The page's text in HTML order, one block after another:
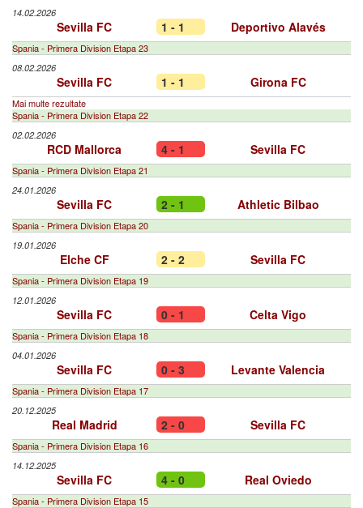
14.02.2026
Sevilla FC 1 - 1 Deportivo Alavés
Spania - Primera Division Etapa 23
08.02.2026
Sevilla FC 1 - 1 Girona FC
Mai multe rezultate
Spania - Primera Division Etapa 22
02.02.2026
RCD Mallorca 4 - 1 Sevilla FC
Spania - Primera Division Etapa 21
24.01.2026
Sevilla FC 2 - 1 Athletic Bilbao
Spania - Primera Division Etapa 20
19.01.2026
Elche CF 2 - 2 Sevilla FC
Spania - Primera Division Etapa 19
12.01.2026
Sevilla FC 0 - 1 Celta Vigo
Spania - Primera Division Etapa 18
04.01.2026
Sevilla FC 0 - 3 Levante Valencia
Spania - Primera Division Etapa 17
20.12.2025
Real Madrid 2 - 0 Sevilla FC
Spania - Primera Division Etapa 16
14.12.2025
Sevilla FC 4 - 0 Real Oviedo
Spania - Primera Division Etapa 15